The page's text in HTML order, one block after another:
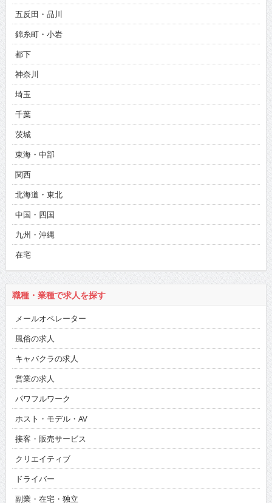
五反田・品川
錦糸町・小岩
都下
神奈川
埼玉
千葉
茨城
東海・中部
関西
北海道・東北
中国・四国
九州・沖縄
在宅
職種・業種で求人を探す
メールオペレーター
風俗の求人
キャバクラの求人
営業の求人
パワフルワーク
ホスト・モデル・AV
接客・販売サービス
クリエイティブ
ドライバー
副業・在宅・独立